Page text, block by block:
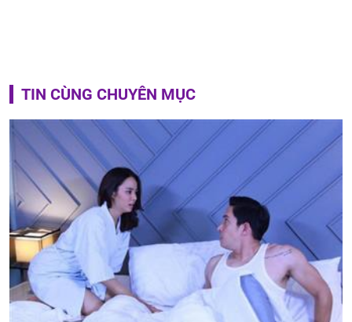
TIN CÙNG CHUYÊN MỤC